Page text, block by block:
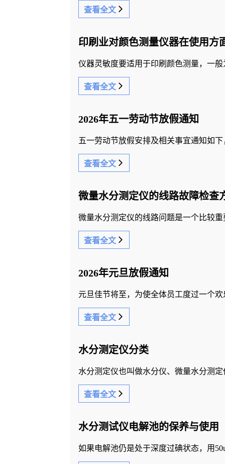
查看全文
印刷业对颜色测量仪器在使用方
仪器灵敏度要适用于印刷颜色测量，一
查看全文
2026年五一劳动节放假通知
五一劳动节放假安排及相关事宜通知如
查看全文
微量水分测定仪的线路故障检查
微量水分测定仪的线路问题是一个比较
查看全文
2026年元旦放假通知
查看全文
水分测定仪分类
水分测定仪也叫做水分仪、微量水分测
查看全文
水分测试仪电解池的保养与使用